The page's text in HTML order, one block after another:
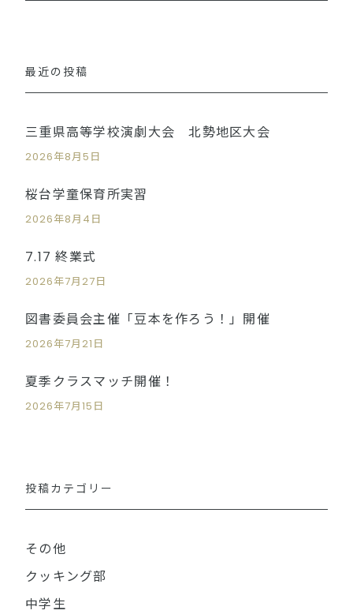
最近の投稿
三重県高等学校演劇大会 北勢地区大会
2026年8月5日
桜台学童保育所実習
2026年8月4日
7.17 終業式
2026年7月27日
図書委員会主催「豆本を作ろう！」開催
2026年7月21日
夏季クラスマッチ開催！
2026年7月15日
投稿カテゴリー
その他
クッキング部
中学生